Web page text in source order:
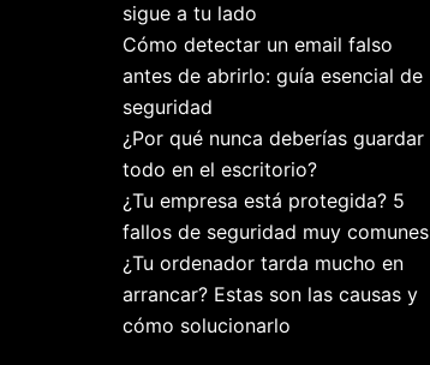
sigue a tu lado
Cómo detectar un email falso
antes de abrirlo: guía esencial de
seguridad
¿Por qué nunca deberías guardar
todo en el escritorio?
¿Tu empresa está protegida? 5
fallos de seguridad muy comunes
¿Tu ordenador tarda mucho en
arrancar? Estas son las causas y
cómo solucionarlo